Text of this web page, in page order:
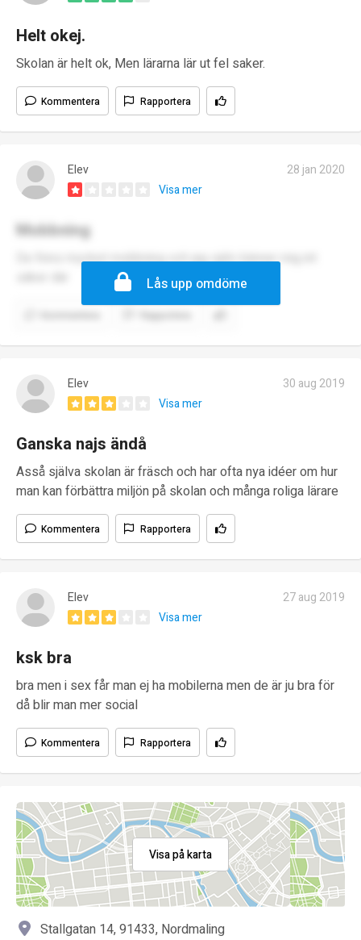
Helt okej.
Skolan är helt ok, Men lärarna lär ut fel saker.
Kommentera Rapportera
Elev
28 jan 2020
Visa mer
Mobbning
De finns mycket mobbning och jag själv känner mig int
Lås upp omdöme
Elev
30 aug 2019
Visa mer
Ganska najs ändå
Asså själva skolan är fräsch och har ofta nya idéer om hur
man kan förbättra miljön på skolan och många roliga lärare
Kommentera Rapportera
Elev
27 aug 2019
Visa mer
ksk bra
bra men i sex får man ej ha mobilerna men de är ju bra för
då blir man mer social
Kommentera Rapportera
Visa på karta
Stallgatan 14, 91433, Nordmaling